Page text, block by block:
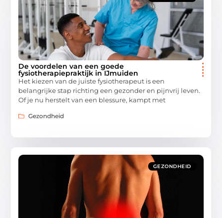
De voordelen van een goede
fysiotherapiepraktijk in IJmuiden
Het kiezen van de juiste fysiotherapeut is een
belangrijke stap richting een gezonder en pijnvrij leven.
Of je nu herstelt van een blessure, kampt met
Gezondheid
GEZONDHEID